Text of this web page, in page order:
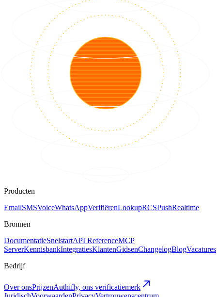
Producten
EmailSMSVoiceWhatsAppVerifiërenLookupRCSPushRealtime
Bronnen
DocumentatieSnelstartAPI ReferenceMCP
ServerKennisbankIntegratiesKlantenGidsenChangelogBlogVacatures
Bedrijf
Over onsPrijzenAuthifly, ons verificatiemerk